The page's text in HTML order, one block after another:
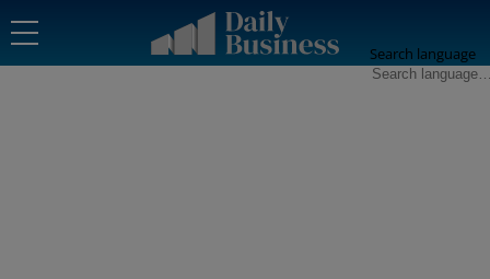
Search language